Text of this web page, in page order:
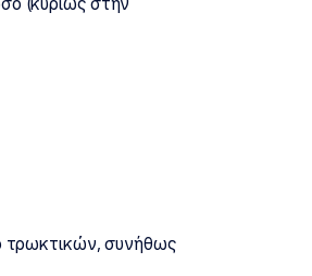
τρωκτικών, συνήθως